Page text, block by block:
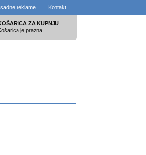
reklame Kontakt
ZA KUPNJU
je prazna